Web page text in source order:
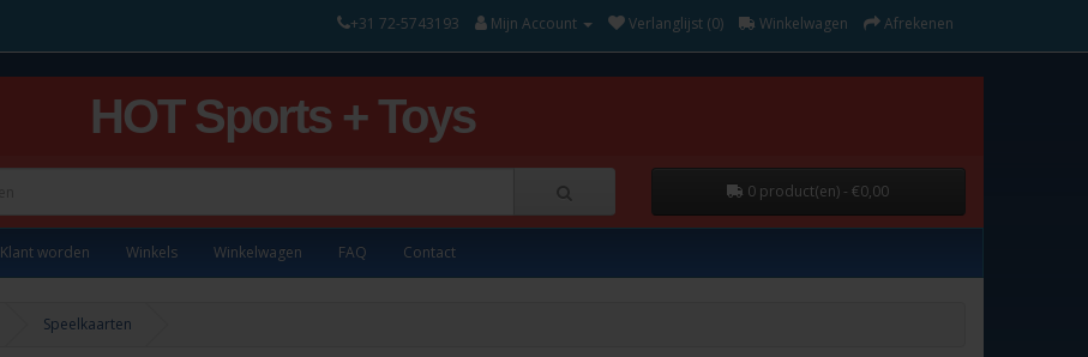
+31 72-5743193 Mijn Account Verlanglijst (0) Winkelwagen Afrekenen
HOT Sports + Toys
0 product(en) - €0,00
Klant worden Winkels Winkelwagen FAQ Contact
Speelkaarten